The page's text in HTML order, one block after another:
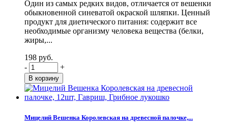
Один из самых редких видов, отличается от вешенки
обыкновенной синеватой окраской шляпки. Ценный
продукт для диетического питания: содержит все
необходимые организму человека вещества (белки,
жиры,...
198 руб.
-
+
Мицелий Вешенка Королевская на древесной палочке,...